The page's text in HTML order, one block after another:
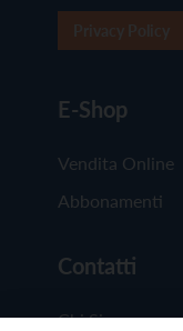
E-Shop
Vendita Online
Abbonamenti
Contatti
Chi Siamo